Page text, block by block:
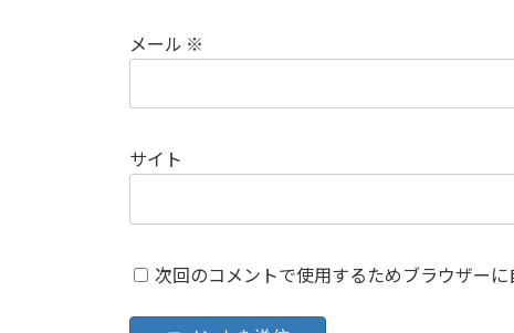
メール ※
サイト
次回のコメントで使用するためブラウザー